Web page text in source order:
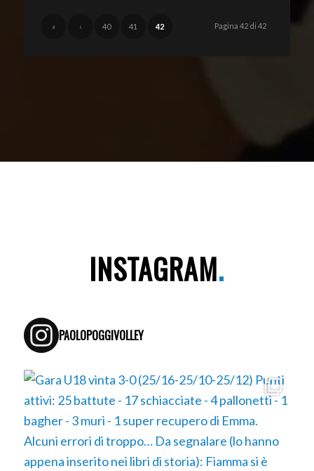
Pagina 42 di 42
« ‹ 40 41 42
INSTAGRAM.
PAOLOPOGGIVOLLEY